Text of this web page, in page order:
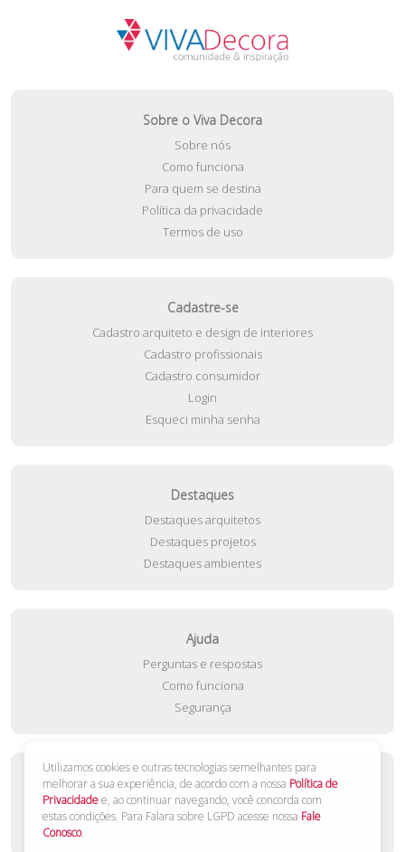
Sobre o Viva Decora
Sobre nós
Como funciona
Para quem se destina
Política da privacidade
Termos de uso
Cadastre-se
Cadastro arquiteto e design de interiores
Cadastro profissionais
Cadastro consumidor
Login
Esqueci minha senha
Destaques
Destaques arquitetos
Destaques projetos
Destaques ambientes
Ajuda
Perguntas e respostas
Como funciona
Segurança
Contato
Fale conosco
Utilizamos cookies e outras tecnologias semelhantes para
melhorar a sua experiência, de acordo com a nossa Política de
Privacidadee, ao continuar navegando, você concorda com
estas condições. Para Falara sobre LGPD acesse nossa Fale
Conosco.